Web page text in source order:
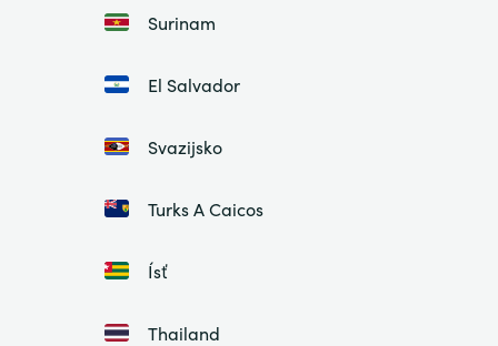
Surinam
El Salvador
Svazijsko
Turks A Caicos
Ísť
Thailand